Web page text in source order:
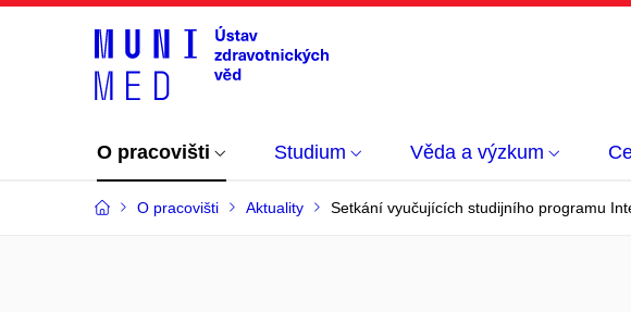
O pracovišti Studium Věda a výzkum
O pracovišti Aktuality Setkání vyučujících studijního programu